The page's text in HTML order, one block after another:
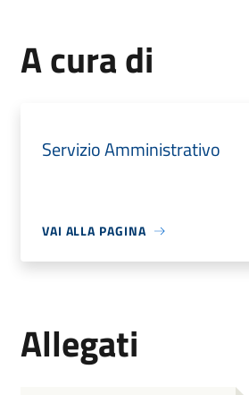
A cura di
Servizio Amministrativo
VAI ALLA PAGINA
Allegati